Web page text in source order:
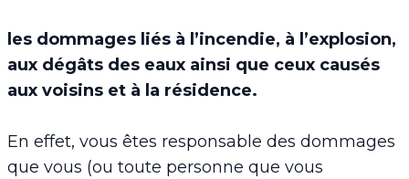
les dommages liés à l’incendie, à l’explosion,
aux dégâts des eaux ainsi que ceux causés
aux voisins et à la résidence.
En effet, vous êtes responsable des dommages
que vous (ou toute personne que vous